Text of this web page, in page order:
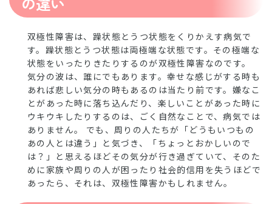
双極性障害は、躁状態とうつ状態をくりかえす病気で
す。躁状態とうつ状態は両極端な状態です。その極端な
状態をいったりきたりするのが双極性障害なのです。
気分の波は、誰にでもあります。幸せな感じがする時も
あれば悲しい気分の時もあるのは当たり前です。嫌なこ
とがあった時に落ち込んだり、楽しいことがあった時に
ウキウキしたりするのは、ごく自然なことで、病気では
ありません。 でも、周りの人たちが「どうもいつもの
あの人とは違う」と気づき、「ちょっとおかしいので
は？」と思えるほどその気分が行き過ぎていて、そのた
めに家族や周りの人が困ったり社会的信用を失うほどで
あったら、それは、双極性障害かもしれません。